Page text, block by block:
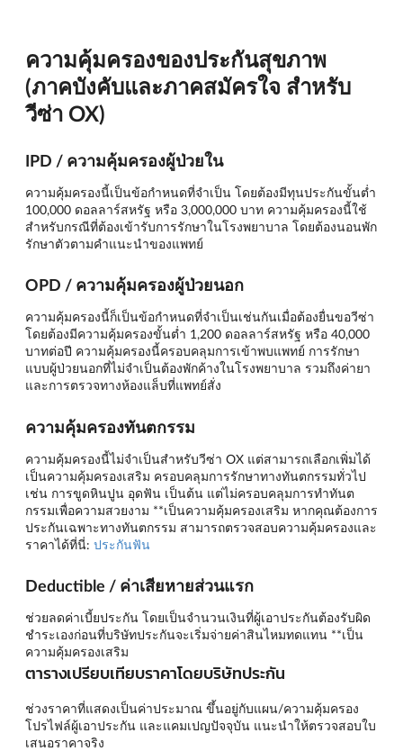
ความคุ้มครองของประกันสุขภาพ
(ภาคบังคับและภาคสมัครใจ สำหรับ
วีซ่า OX)
IPD / ความคุ้มครองผู้ป่วยใน
ความคุ้มครองนี้เป็นข้อกำหนดที่จำเป็น โดยต้องมีทุนประกันขั้นต่ำ
100,000 ดอลลาร์สหรัฐ หรือ 3,000,000 บาท ความคุ้มครองนี้ใช้
สำหรับกรณีที่ต้องเข้ารับการรักษาในโรงพยาบาล โดยต้องนอนพัก
รักษาตัวตามคำแนะนำของแพทย์
OPD / ความคุ้มครองผู้ป่วยนอก
ความคุ้มครองนี้ก็เป็นข้อกำหนดที่จำเป็นเช่นกันเมื่อต้องยื่นขอวีซ่า
โดยต้องมีความคุ้มครองขั้นต่ำ 1,200 ดอลลาร์สหรัฐ หรือ 40,000
บาทต่อปี ความคุ้มครองนี้ครอบคลุมการเข้าพบแพทย์ การรักษา
แบบผู้ป่วยนอกที่ไม่จำเป็นต้องพักค้างในโรงพยาบาล รวมถึงค่ายา
และการตรวจทางห้องแล็บที่แพทย์สั่ง
ความคุ้มครองทันตกรรม
ความคุ้มครองนี้ไม่จำเป็นสำหรับวีซ่า OX แต่สามารถเลือกเพิ่มได้
เป็นความคุ้มครองเสริม ครอบคลุมการรักษาทางทันตกรรมทั่วไป
เช่น การขูดหินปูน อุดฟัน เป็นต้น แต่ไม่ครอบคลุมการทำทันต
กรรมเพื่อความสวยงาม **เป็นความคุ้มครองเสริม หากคุณต้องการ
ประกันเฉพาะทางทันตกรรม สามารถตรวจสอบความคุ้มครองและ
ราคาได้ที่นี่: ประกันฟัน
Deductible / ค่าเสียหายส่วนแรก
ช่วยลดค่าเบี้ยประกัน โดยเป็นจำนวนเงินที่ผู้เอาประกันต้องรับผิด
ชำระเองก่อนที่บริษัทประกันจะเริ่มจ่ายค่าสินไหมทดแทน **เป็น
ความคุ้มครองเสริม
ตารางเปรียบเทียบราคาโดยบริษัทประกัน
ช่วงราคาที่แสดงเป็นค่าประมาณ ขึ้นอยู่กับแผน/ความคุ้มครอง
โปรไฟล์ผู้เอาประกัน และแคมเปญปัจจุบัน แนะนำให้ตรวจสอบใบ
เสนอราคาจริง